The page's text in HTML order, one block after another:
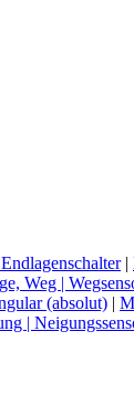
|
Weg |
(absolut) |
|